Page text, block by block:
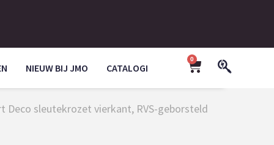
NIEUW BIJ JMO CATALOGI
0
Deco sleutekrozet vierkant, RVS-geborsteld